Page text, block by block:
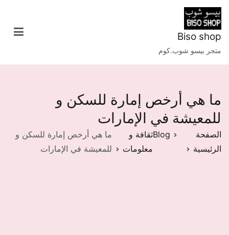
تخطى
إلى
المحتوى
Biso shop
متجر بيسو شوب.كوم
ما هي أرخص إمارة للسكن و
للمعيشة في الإمارات
الصفحة
الرئيسية
Blogثقافة و
معلومات
ما هي أرخص إمارة للسكن و
للمعيشة في الإمارات